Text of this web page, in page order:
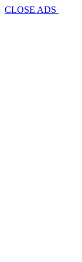
CLOSE ADS